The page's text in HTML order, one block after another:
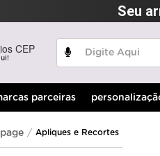
Seu
CEP
parceiras
Apliques e Recortes